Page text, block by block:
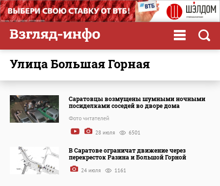
улица Большая Горная
Саратовцы возмущены шумными ночными
посиделками соседей во дворе дома
Фото читателей
28 июля 6501
В Саратове ограничат движение через
перекресток Разина и Большой Горной
24 июля 1161